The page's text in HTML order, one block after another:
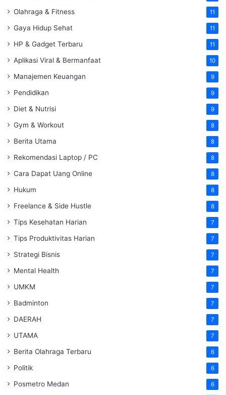
Olahraga & Fitness 11
Gaya Hidup Sehat 11
HP & Gadget Terbaru 11
Aplikasi Viral & Bermanfaat 10
Manajemen Keuangan 9
Pendidikan 9
Diet & Nutrisi 9
Gym & Workout 8
Berita Utama 8
Rekomendasi Laptop / PC 8
Cara Dapat Uang Online 8
Hukum 8
Freelance & Side Hustle 8
Tips Kesehatan Harian 7
Tips Produktivitas Harian 7
Strategi Bisnis 7
Mental Health 7
UMKM 7
Badminton 7
DAERAH 7
UTAMA 7
Berita Olahraga Terbaru 6
Politik 6
Posmetro Medan 6